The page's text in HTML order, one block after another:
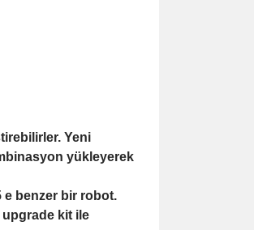
Yeni
yükleyerek
e benzer bir robot.
upgrade kit ile